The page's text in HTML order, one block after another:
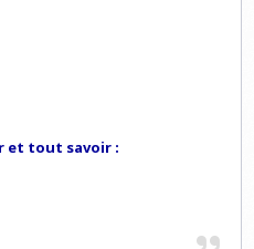
et tout savoir :